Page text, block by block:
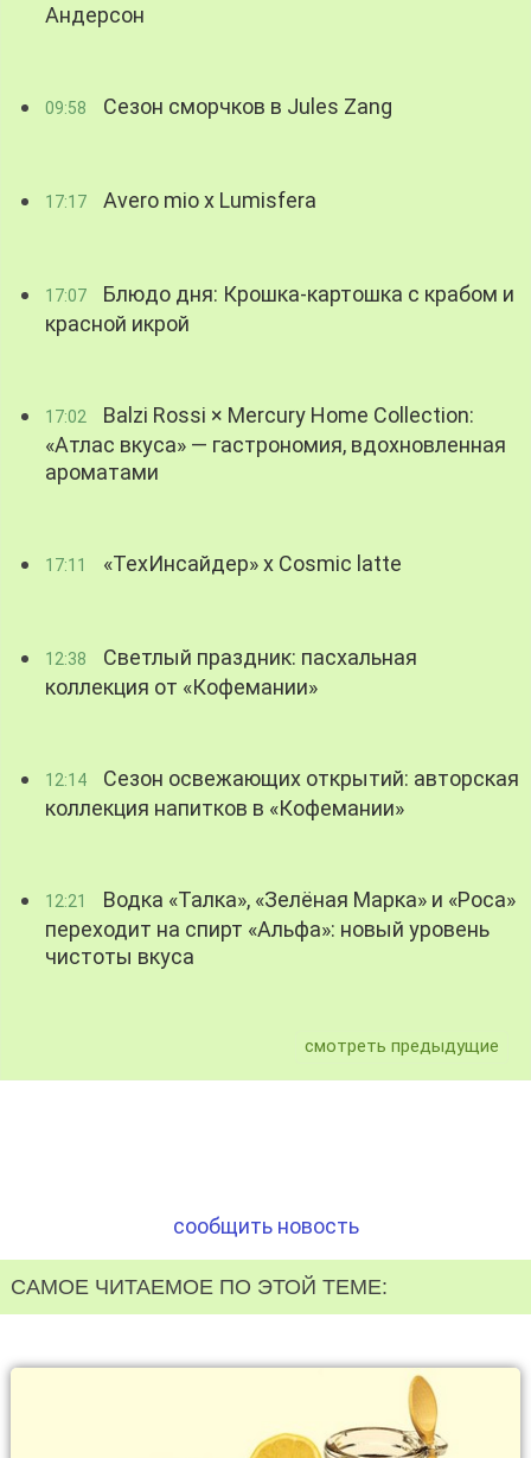
Андерсон
09:58 Сезон сморчков в Jules Zang
17:17 Avero mio x Lumisfera
17:07
Блюдо дня: Крошка-картошка с крабом и
красной икрой
17:02
Balzi Rossi × Mercury Home Collection:
«Атлас вкуса» — гастрономия, вдохновленная
ароматами
17:11 «ТехИнсайдер» х Cosmic latte
12:38
Светлый праздник: пасхальная
коллекция от «Кофемании»
12:14
Сезон освежающих открытий: авторская
коллекция напитков в «Кофемании»
12:21
Водка «Талка», «Зелёная Марка» и «Роса»
переходит на спирт «Альфа»: новый уровень
чистоты вкуса
смотреть предыдущие
сообщить новость
САМОЕ ЧИТАЕМОЕ ПО ЭТОЙ ТЕМЕ: